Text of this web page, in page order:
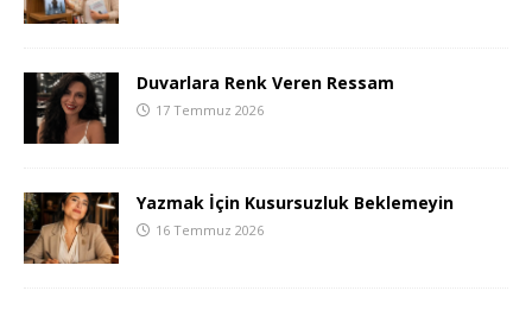
Duvarlara Renk Veren Ressam
17 Temmuz 2026
Yazmak İçin Kusursuzluk Beklemeyin
16 Temmuz 2026